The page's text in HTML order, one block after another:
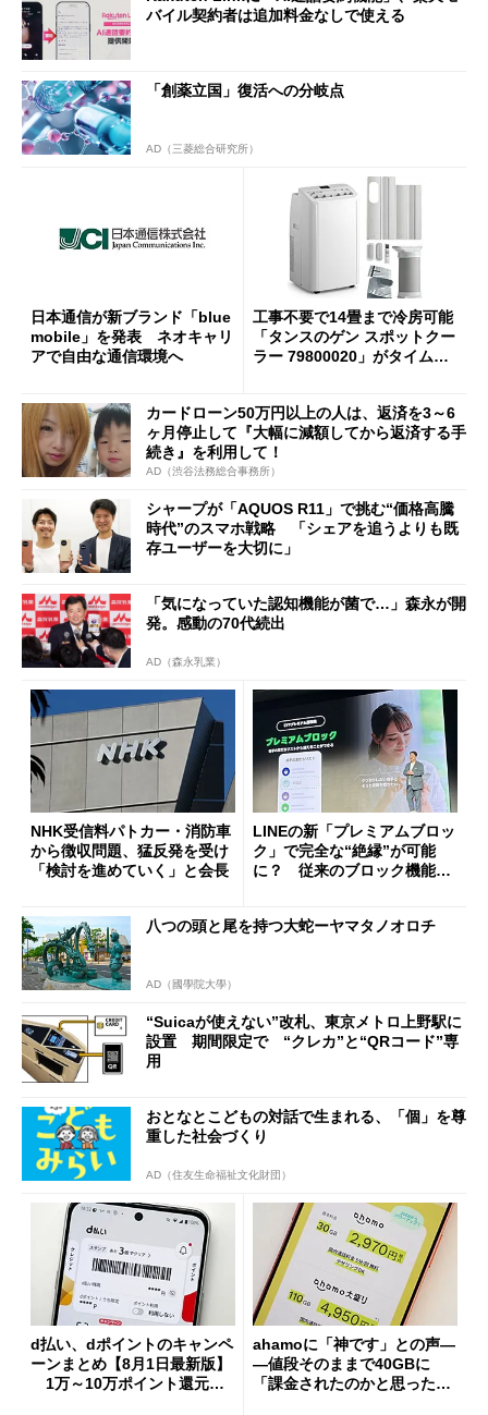
バイル契約者は追加料金なしで使える
「創薬立国」復活への分岐点
AD（三菱総合研究所）
日本通信が新ブランド「blue
mobile」を発表 ネオキャリ
アで自由な通信環境へ
工事不要で14畳まで冷房可能
「タンスのゲン スポットクー
ラー 79800020」がタイムセ
カードローン50万円以上の人は、返済を3～6
ヶ月停止して『大幅に減額してから返済する手
続き』を利用して！
AD（渋谷法務総合事務所）
シャープが「AQUOS R11」で挑む“価格高騰
時代”のスマホ戦略 「シェアを追うよりも既
存ユーザーを大切に」
「気になっていた認知機能が菌で…」森永が開
発。感動の70代続出
AD（森永乳業）
NHK受信料パトカー・消防車
から徴収問題、猛反発を受け
「検討を進めていく」と会長
LINEの新「プレミアムブロッ
ク」で完全な“絶縁”が可能
に？ 従来のブロック機能と
八つの頭と尾を持つ大蛇ーヤマタノオロチ
AD（國學院大學）
“Suicaが使えない”改札、東京メトロ上野駅に
設置 期間限定で “クレカ”と“QRコード”専
用
おとなとこどもの対話で生まれる、「個」を尊
重した社会づくり
AD（住友生命福祉文化財団）
d払い、dポイントのキャンペ
ーンまとめ【8月1日最新版】
1万～10万ポイント還元の
ahamoに「神です」との声―
―値段そのままで40GBに
「課金されたのかと思った」